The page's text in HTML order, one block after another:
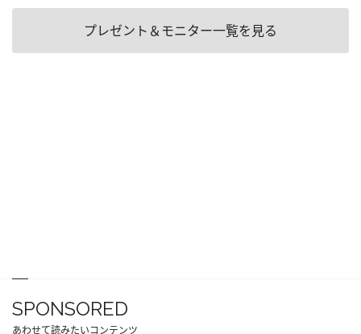
プレゼント＆モニター一覧を見る
SPONSORED
あわせて読みたいコンテンツ